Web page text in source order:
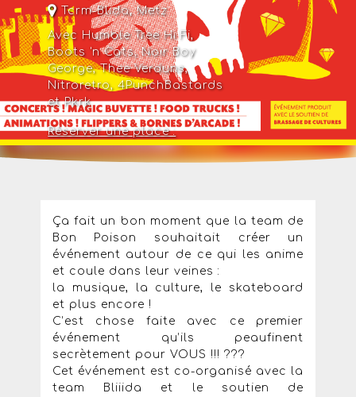
Tcrm-Blida,Metz
Avec Humble Tree Hi Fi,
Boots 'n Cats, Noir Boy
George, Thee Verduns,
Nitroretro, 4PunchBastards
et Pkrk
Réserver une place :
Ça fait un bon moment que la team de
Bon Poison souhaitait créer un
événement autour de ce qui les anime
et coule dans leur veines :
la musique, la culture, le skateboard
et plus encore !
C’est chose faite avec ce premier
événement qu’ils peaufinent
secrètement pour VOUS !!! ???
Cet événement est co-organisé avec la
team Bliiida et le soutien de